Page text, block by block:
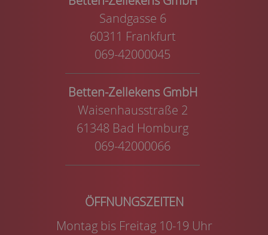
Sandgasse 6
60311 Frankfurt
069-42000045
Betten-Zellekens GmbH
Waisenhausstraße 2
61348 Bad Homburg
069-42000066
Montag bis Freitag 10-19 Uhr